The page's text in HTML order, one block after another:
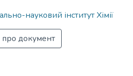
науковий інститут Хімії
документ